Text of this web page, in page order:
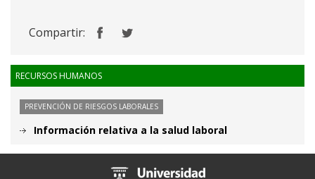
Compartir:
RECURSOS HUMANOS
PREVENCIÓN DE RIESGOS LABORALES
Información relativa a la salud laboral